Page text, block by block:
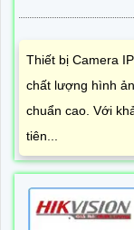
Thiết bị Camera
chất lượng hình
chuẩn cao. Với
tiên...